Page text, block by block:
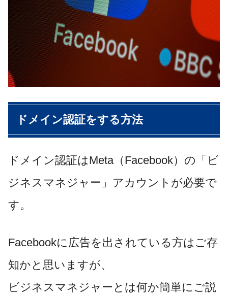
ドメイン認証をする方法
ドメイン認証はMeta（Facebook）の「ビ
ジネスマネジャー」アカウントが必要で
す。
Facebookに広告を出されている方はご存
知かと思いますが、
ビジネスマネジャーとは何か簡単にご説